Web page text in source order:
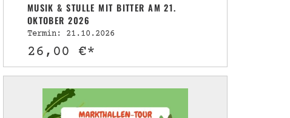
MUSIK & STULLE MIT BITTER AM 21.
OKTOBER 2026
Termin: 21.10.2026
26,00 €*